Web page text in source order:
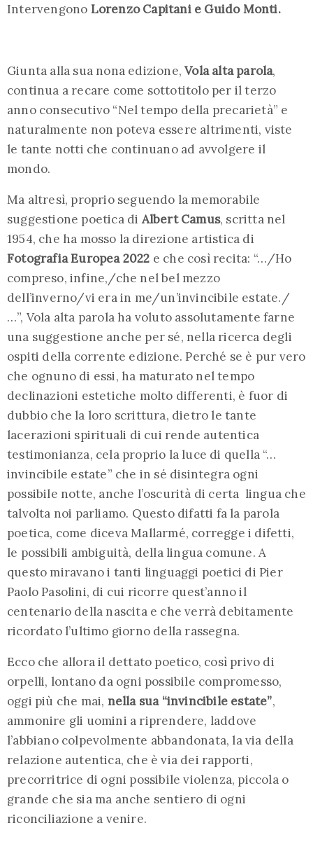
Intervengono Lorenzo Capitani e Guido Monti.
Giunta alla sua nona edizione,Vola alta parola,
continua a recare come sottotitolo per il terzo
anno consecutivo “Nel tempo della precarietà” e
naturalmente non poteva essere altrimenti, viste
le tante notti che continuano ad avvolgere il
mondo.
Ma altresì, proprio seguendo la memorabile
suggestione poetica di Albert Camus, scritta nel
1954, che ha mosso la direzione artistica di
Fotografia Europea 2022 e che così recita: “…/Ho
compreso, infine,/che nel bel mezzo
dell’inverno/vi era in me/un’invincibile estate./
…”, Vola alta parola ha voluto assolutamente farne
una suggestione anche per sé, nella ricerca degli
ospiti della corrente edizione. Perché se è pur vero
che ognuno di essi, ha maturato nel tempo
declinazioni estetiche molto differenti, è fuor di
dubbio che la loro scrittura, dietro le tante
lacerazioni spirituali di cui rende autentica
testimonianza, cela proprio la luce di quella “…
invincibile estate” che in sé disintegra ogni
possibile notte, anche l’oscurità di certa lingua che
talvolta noi parliamo. Questo difatti fa la parola
poetica, come diceva Mallarmé, corregge i difetti,
le possibili ambiguità, della lingua comune. A
questo miravano i tanti linguaggi poetici di Pier
Paolo Pasolini, di cui ricorre quest’anno il
centenario della nascita e che verrà debitamente
ricordato l’ultimo giorno della rassegna.
Ecco che allora il dettato poetico, così privo di
orpelli, lontano da ogni possibile compromesso,
oggi più che mai, nella sua “invincibile estate”,
ammonire gli uomini a riprendere, laddove
l’abbiano colpevolmente abbandonata, la via della
relazione autentica, che è via dei rapporti,
precorritrice di ogni possibile violenza, piccola o
grande che sia ma anche sentiero di ogni
riconciliazione a venire.